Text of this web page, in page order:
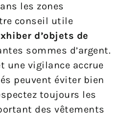
les zones
conseil utile
d’objets de
sommes d’argent.
une vigilance accrue
peuvent éviter bien
toujours les
des vêtements